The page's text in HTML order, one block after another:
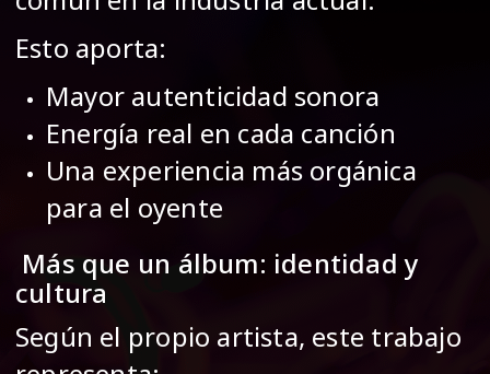
Esto aporta:
Mayor autenticidad sonora
Energía real en cada canción
Una experiencia más orgánica
para el oyente
Más que un álbum: identidad y
cultura
Según el propio artista, este trabajo